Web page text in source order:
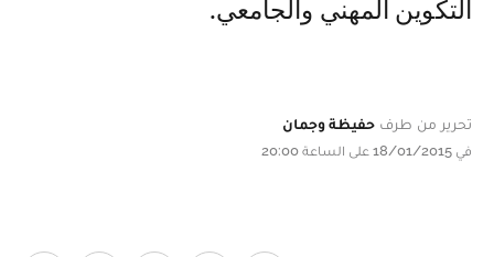
التكوين المهني والجامعي.
تحرير من طرف حفيظة وجمان
في 18/01/2015 على الساعة 20:00